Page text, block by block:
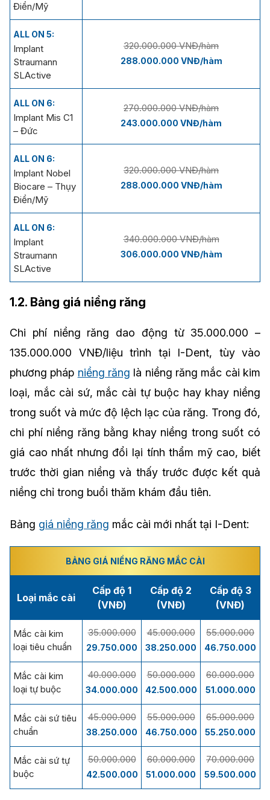
Điển/Mỹ
ALL ON 5:
Implant
Straumann
SLActive
320.000.000 VNĐ/hàm
288.000.000 VNĐ/hàm
ALL ON 6:
Implant Mis C1
– Đức
270.000.000 VNĐ/hàm
243.000.000 VNĐ/hàm
ALL ON 6:
Implant Nobel
Biocare – Thụy
Điển/Mỹ
320.000.000 VNĐ/hàm
288.000.000 VNĐ/hàm
ALL ON 6:
Implant
Straumann
SLActive
340.000.000 VNĐ/hàm
306.000.000 VNĐ/hàm
1.2. Bảng giá niềng răng
Chi phí niềng răng dao động từ 35.000.000 –
135.000.000 VNĐ/liệu trình tại I-Dent, tùy vào
phương pháp niềng răng là niềng răng mắc cài kim
loại, mắc cài sứ, mắc cài tự buộc hay khay niềng
trong suốt và mức độ lệch lạc của răng. Trong đó,
chi phí niềng răng bằng khay niềng trong suốt có
giá cao nhất nhưng đổi lại tính thẩm mỹ cao, biết
trước thời gian niềng và thấy trước được kết quả
niềng chỉ trong buổi thăm khám đầu tiên.
Bảng giá niềng răng mắc cài mới nhất tại I-Dent:
BẢNG GIÁ NIỀNG RĂNG MẮC CÀI
Loại mắc cài
Cấp độ 1
(VNĐ)
Cấp độ 2
(VNĐ)
Cấp độ 3
(VNĐ)
Mắc cài kim
loại tiêu chuẩn
35.000.000
29.750.000
45.000.000
38.250.000
55.000.000
46.750.000
Mắc cài kim
loại tự buộc
40.000.000
34.000.000
50.000.000
42.500.000
60.000.000
51.000.000
Mắc cài sứ tiêu
chuẩn
45.000.000
38.250.000
55.000.000
46.750.000
65.000.000
55.250.000
Mắc cài sứ tự
buộc
50.000.000
42.500.000
60.000.000
51.000.000
70.000.000
59.500.000